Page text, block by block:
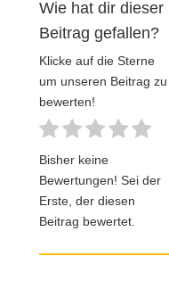
Wie hat dir dieser
Beitrag gefallen?
Klicke auf die Sterne
um unseren Beitrag zu
bewerten!
Bisher keine
Bewertungen! Sei der
Erste, der diesen
Beitrag bewertet.